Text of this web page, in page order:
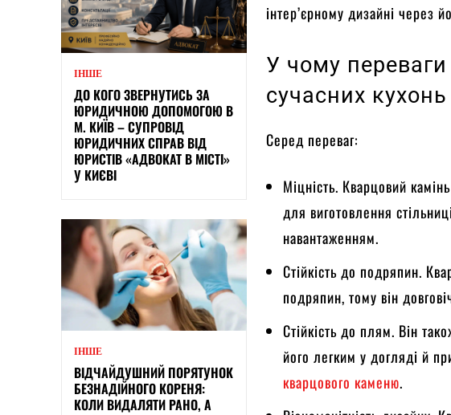
ІНШЕ
ДО КОГО ЗВЕРНУТИСЬ ЗА
ЮРИДИЧНОЮ ДОПОМОГОЮ В
М. КИЇВ – СУПРОВІД
ЮРИДИЧНИХ СПРАВ ВІД
ЮРИСТІВ «АДВОКАТ В МІСТІ»
У КИЄВІ
ІНШЕ
ВІДЧАЙДУШНИЙ ПОРЯТУНОК
БЕЗНАДІЙНОГО КОРЕНЯ:
КОЛИ ВИДАЛЯТИ РАНО, А
інтер’єрному дизайні через
У чому
сучасних кухонь
Серед переваг:
Міцність. Кварцовий
для виготовлення
навантаженням.
Стійкість до подряпин.
подряпин, тому він
Стійкість до плям. Він
його легким у догляді й
кварцового каменю.